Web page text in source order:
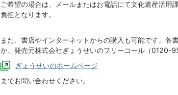
ご希望の場合は、メールまたはお電話にて文化遺産活用
負担となります。
また、書店やインターネットからの購入も可能です。各
か、発売元株式会社ぎょうせいのフリーコール（0120-
ぎょうせいのホームページ
までお問い合わせください。